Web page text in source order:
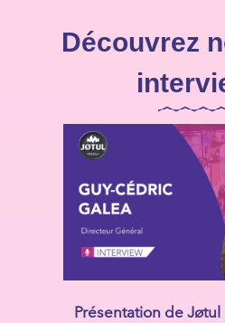
Découvrez
Présentation de